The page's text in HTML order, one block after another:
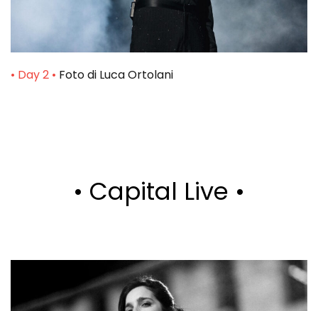
• Day 2 • Foto di Luca Ortolani
• Capital Live •